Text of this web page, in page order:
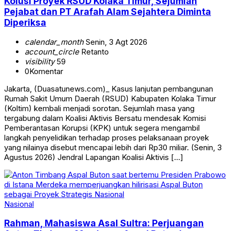
Pejabat dan PT Arafah Alam Sejahtera Diminta
Diperiksa
calendar_monthSenin, 3 Agt 2026
account_circleRetanto
visibility59
0Komentar
Jakarta, (Duasatunews.com)_ Kasus lanjutan pembangunan
Rumah Sakit Umum Daerah (RSUD) Kabupaten Kolaka Timur
(Koltim) kembali menjadi sorotan. Sejumlah masa yang
tergabung dalam Koalisi Aktivis Bersatu mendesak Komisi
Pemberantasan Korupsi (KPK) untuk segera mengambil
langkah penyelidikan terhadap proses pelaksanaan proyek
yang nilainya disebut mencapai lebih dari Rp30 miliar. (Senin, 3
Agustus 2026) Jendral Lapangan Koalisi Aktivis […]
Nasional
Rahman, Mahasiswa Asal Sultra: Perjuangan